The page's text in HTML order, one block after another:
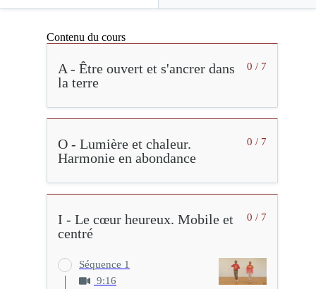
Contenu du cours
0 / 7
A - Être ouvert et s'ancrer dans
la terre
0 / 7
O - Lumière et chaleur.
Harmonie en abondance
0 / 7
I - Le cœur heureux. Mobile et
centré
Séquence 1
9:16